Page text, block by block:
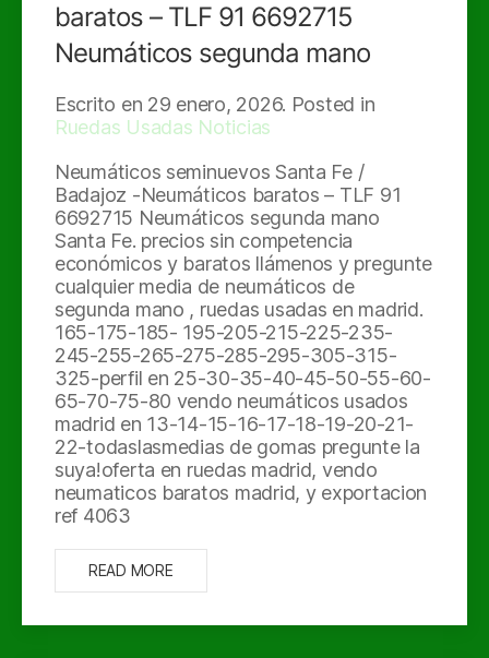
baratos – TLF 91 6692715
Neumáticos segunda mano
Escrito en 29 enero, 2026. Posted in
Ruedas Usadas Noticias
Neumáticos seminuevos Santa Fe /
Badajoz -Neumáticos baratos – TLF 91
6692715 Neumáticos segunda mano
Santa Fe. precios sin competencia
económicos y baratos llámenos y pregunte
cualquier media de neumáticos de
segunda mano , ruedas usadas en madrid.
165-175-185- 195-205-215-225-235-
245-255-265-275-285-295-305-315-
325-perfil en 25-30-35-40-45-50-55-60-
65-70-75-80 vendo neumáticos usados
madrid en 13-14-15-16-17-18-19-20-21-
22-todaslasmedias de gomas pregunte la
suya!oferta en ruedas madrid, vendo
neumaticos baratos madrid, y exportacion
ref 4063
READ MORE